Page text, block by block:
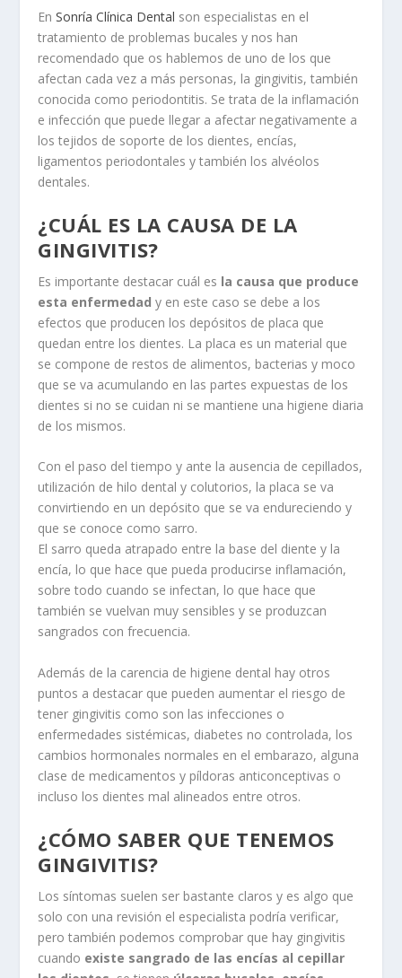
EnSonría Clínica Dental son especialistas en el
tratamiento de problemas bucales y nos han
recomendado que os hablemos de uno de los que
afectan cada vez a más personas, la gingivitis, también
conocida como periodontitis. Se trata de la inflamación
e infección que puede llegar a afectar negativamente a
los tejidos de soporte de los dientes, encías,
ligamentos periodontales y también los alvéolos
dentales.
¿CUÁL ES LA CAUSA DE LA
GINGIVITIS?
Es importante destacar cuál es la causa que produce
esta enfermedad y en este caso se debe a los
efectos que producen los depósitos de placa que
quedan entre los dientes. La placa es un material que
se compone de restos de alimentos, bacterias y moco
que se va acumulando en las partes expuestas de los
dientes si no se cuidan ni se mantiene una higiene diaria
de los mismos.
Con el paso del tiempo y ante la ausencia de cepillados,
utilización de hilo dental y colutorios, la placa se va
convirtiendo en un depósito que se va endureciendo y
que se conoce como sarro.
El sarro queda atrapado entre la base del diente y la
encía, lo que hace que pueda producirse inflamación,
sobre todo cuando se infectan, lo que hace que
también se vuelvan muy sensibles y se produzcan
sangrados con frecuencia.
Además de la carencia de higiene dental hay otros
puntos a destacar que pueden aumentar el riesgo de
tener gingivitis como son las infecciones o
enfermedades sistémicas, diabetes no controlada, los
cambios hormonales normales en el embarazo, alguna
clase de medicamentos y píldoras anticonceptivas o
incluso los dientes mal alineados entre otros.
¿CÓMO SABER QUE TENEMOS
GINGIVITIS?
Los síntomas suelen ser bastante claros y es algo que
solo con una revisión el especialista podría verificar,
pero también podemos comprobar que hay gingivitis
cuando existe sangrado de las encías al cepillar